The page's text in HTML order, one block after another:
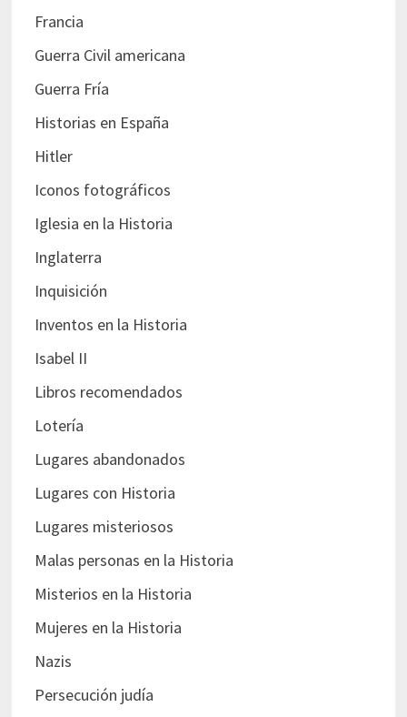
Francia
Guerra Civil americana
Guerra Fría
Historias en España
Hitler
Iconos fotográficos
Iglesia en la Historia
Inglaterra
Inquisición
Inventos en la Historia
Isabel II
Libros recomendados
Lotería
Lugares abandonados
Lugares con Historia
Lugares misteriosos
Malas personas en la Historia
Misterios en la Historia
Mujeres en la Historia
Nazis
Persecución judía